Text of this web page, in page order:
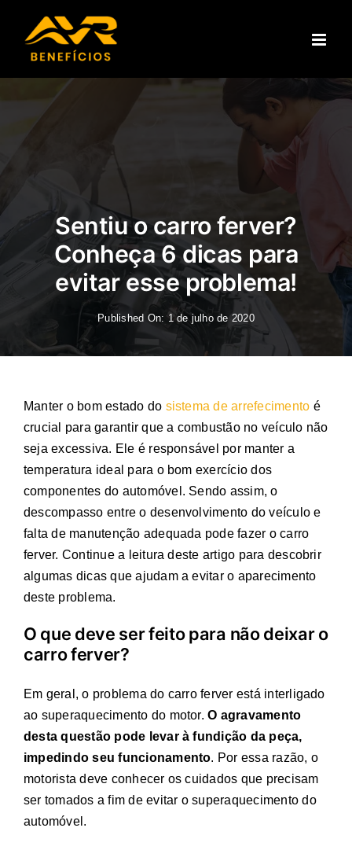
Sentiu o carro ferver?
Conheça 6 dicas para
evitar esse problema!
Published On: 1 de julho de 2020
Manter o bom estado do sistema de arrefecimento é
crucial para garantir que a combustão no veículo não
seja excessiva. Ele é responsável por manter a
temperatura ideal para o bom exercício dos
componentes do automóvel. Sendo assim, o
descompasso entre o desenvolvimento do veículo e
falta de manutenção adequada pode fazer o carro
ferver. Continue a leitura deste artigo para descobrir
algumas dicas que ajudam a evitar o aparecimento
deste problema.
O que deve ser feito para não deixar o
carro ferver?
Em geral, o problema do carro ferver está interligado
ao superaquecimento do motor.O agravamento
desta questão pode levar à fundição da peça,
impedindo seu funcionamento. Por essa razão, o
motorista deve conhecer os cuidados que precisam
ser tomados a fim de evitar o superaquecimento do
automóvel.